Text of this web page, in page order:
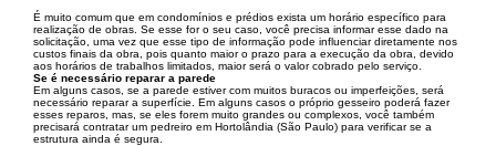
É muito comum que em condomínios e prédios exista um horário específico para
realização de obras. Se esse for o seu caso, você precisa informar esse dado na
solicitação, uma vez que esse tipo de informação pode influenciar diretamente nos
custos finais da obra, pois quanto maior o prazo para a execução da obra, devido
aos horários de trabalhos limitados, maior será o valor cobrado pelo serviço.
Se é necessário reparar a parede
Em alguns casos, se a parede estiver com muitos buracos ou imperfeições, será
necessário reparar a superfície. Em alguns casos o próprio gesseiro poderá fazer
esses reparos, mas, se eles forem muito grandes ou complexos, você também
precisará contratar um pedreiro em Hortolândia (São Paulo) para verificar se a
estrutura ainda é segura.